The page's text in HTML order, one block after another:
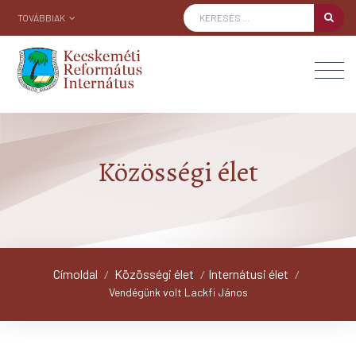
TOVÁBBIAK
Közösségi élet
Címoldal / Közösségi élet / Internátusi élet /
Vendégünk volt Lackfi János